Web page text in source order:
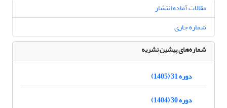
مقالات آماده انتشار
شماره جاری
شماره‌های پیشین نشریه
دوره 31 (1405)
دوره 30 (1404)